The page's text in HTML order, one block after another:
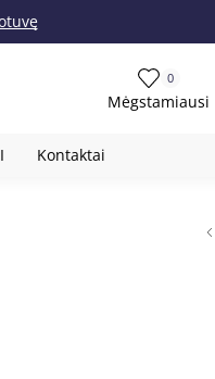
0
Mėgstamiausi
Kontaktai